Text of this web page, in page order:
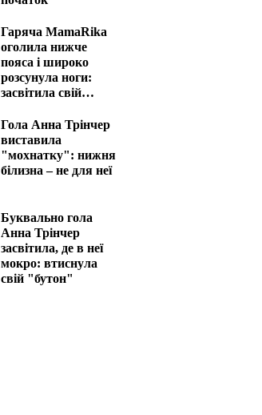
Гаряча MamaRika
оголила нижче
пояса і широко
розсунула ноги:
засвітила свій
Гола Анна Трінчер
виставила
"мохнатку": нижня
білизна – не для неї
Буквально гола
Анна Трінчер
засвітила, де в неї
мокро: втиснула
свій "бутон"